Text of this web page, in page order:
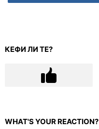
КЕФИ ЛИ ТЕ?
WHAT'S YOUR REACTION?